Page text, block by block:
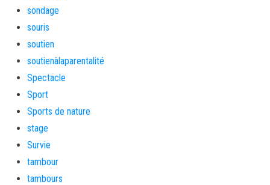
sondage
souris
soutien
soutienàlaparentalité
Spectacle
Sport
Sports de nature
stage
Survie
tambour
tambours